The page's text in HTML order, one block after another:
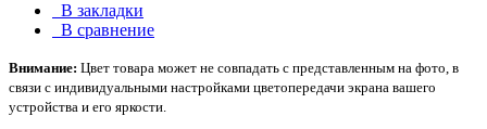
В закладки
В сравнение
Внимание: Цвет товара может не совпадать с представленным на фото, в
связи с индивидуальными настройками цветопередачи экрана вашего
устройства и его яркости.